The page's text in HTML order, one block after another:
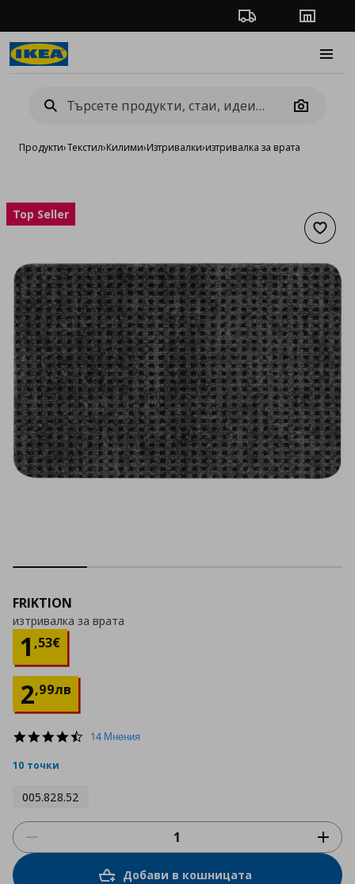
Проследяване на
Camera
Продукти›Текстил›Килими›Изтривалки›изтривалка за врата
Top Seller
FRIKTION
изтривалка за врата
1 ,53€
Цена
2,99лв
4.6
14 Мнения
10 точки
005.828.52
Добави в кошницата